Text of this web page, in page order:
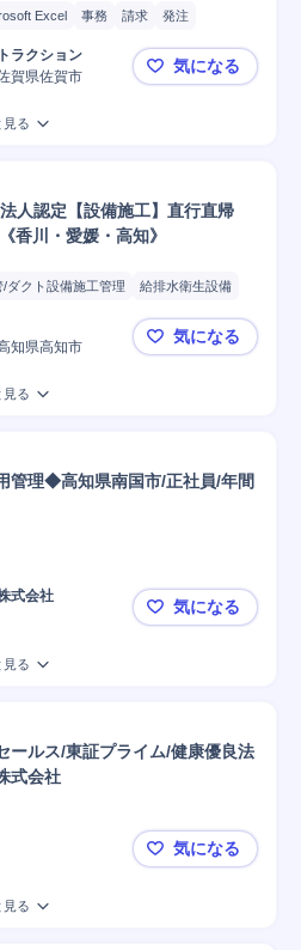
Excel 事務 請求
発注
ラクション
賀県佐賀市
🌟未経験歓
気になる
見る
人認定【設備施工】直行直帰
香川・愛媛・高知》
/ダクト設備施工管理
給排水衛生設備
施工管理 下水配管施工管理
工程管理
管工事
知県高知市
富士電機
気になる
見る
管理◆高知県南国市/正社員/年間
式会社
システム開
気になる
見る
ールス/東証プライム/健康優良法
式会社
【高知】コ
気になる
見る